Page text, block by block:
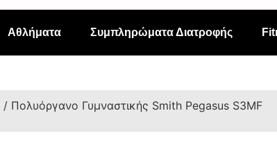
Αθλήματα Συμπληρώματα Διατροφής
/ Πολυόργανο Γυμναστικής Smith Pegasus S3MF